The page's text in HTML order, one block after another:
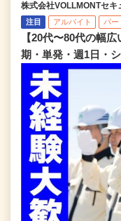
株式会社VOLLMONTセ
注目 アルバイト パー
【20代〜80代の幅
期・単発・週1日・